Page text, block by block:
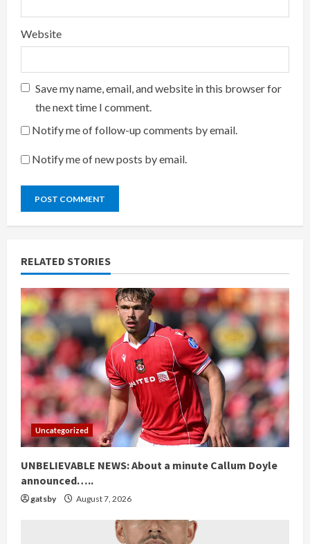
Website
Save my name, email, and website in this browser for
the next time I comment.
Notify me of follow-up comments by email.
Notify me of new posts by email.
RELATED STORIES
Uncategorized
UNBELIEVABLE NEWS: About a minute Callum Doyle
announced…..
gatsby August 7, 2026